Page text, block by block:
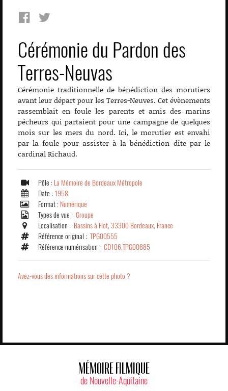
Cérémonie du Pardon des
Terres-Neuvas
Cérémonie traditionnelle de bénédiction des morutiers
avant leur départ pour les Terres-Neuves. Cet évènements
rassemblait en foule les parents et amis des marins
pêcheurs qui partaient pour une campagne de quelques
mois sur les mers du nord. Ici, le morutier est envahi
par la foule pour assister à la bénédiction dîte par le
cardinal Richaud.
Pôle : La Mémoire de Bordeaux Métropole
Date : 1958
Format : Numérique
Types de vue : Groupe
Localisation : Bassins à Flot, 33300 Bordeaux, France
Référence original : TPG00555
Référence numérisation : CD106.TPG00885
Avez-vous des informations sur cette photo ?
MÉMOIRE FILMIQUE
de Nouvelle-Aquitaine